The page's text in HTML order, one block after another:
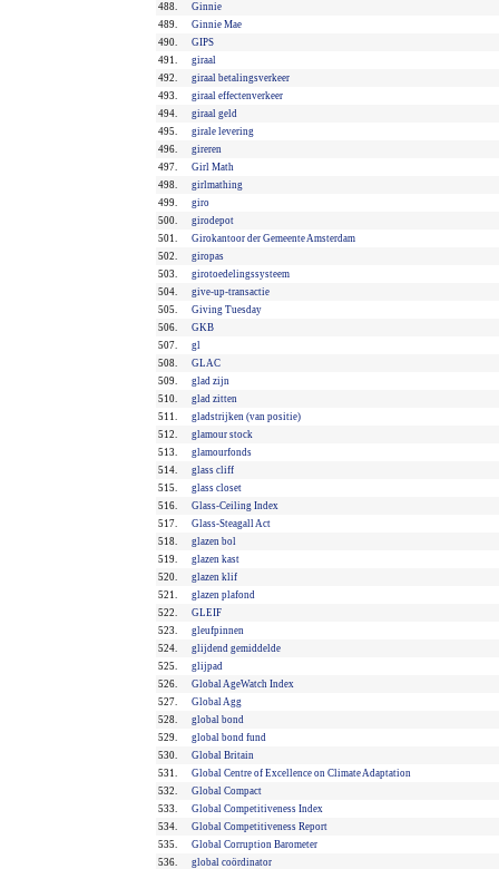
488.
Ginnie
489.
Ginnie Mae
490.
GIPS
491.
giraal
492.
giraal betalingsverkeer
493.
giraal effectenverkeer
494.
giraal geld
495.
girale levering
496.
gireren
497.
Girl Math
498.
girlmathing
499.
giro
500.
girodepot
501.
Girokantoor der Gemeente Amsterdam
502.
giropas
503.
girotoedelingssysteem
504.
give-up-transactie
505.
Giving Tuesday
506.
GKB
507.
gl
508.
GLAC
509.
glad zijn
510.
glad zitten
511.
gladstrijken (van positie)
512.
glamour stock
513.
glamourfonds
514.
glass cliff
515.
glass closet
516.
Glass-Ceiling Index
517.
Glass-Steagall Act
518.
glazen bol
519.
glazen kast
520.
glazen klif
521.
glazen plafond
522.
GLEIF
523.
gleufpinnen
524.
glijdend gemiddelde
525.
glijpad
526.
Global AgeWatch Index
527.
Global Agg
528.
global bond
529.
global bond fund
530.
Global Britain
531.
Global Centre of Excellence on Climate Adaptation
532.
Global Compact
533.
Global Competitiveness Index
534.
Global Competitiveness Report
535.
Global Corruption Barometer
536.
global coördinator